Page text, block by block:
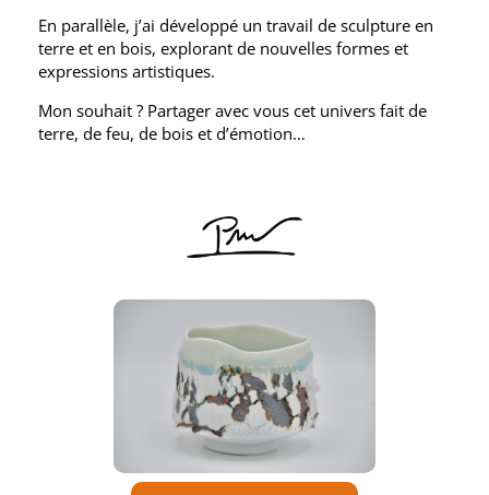
En parallèle, j’ai développé un travail de sculpture en
terre et en bois, explorant de nouvelles formes et
expressions artistiques.
Mon souhait ? Partager avec vous cet univers fait de
terre, de feu, de bois et d’émotion…